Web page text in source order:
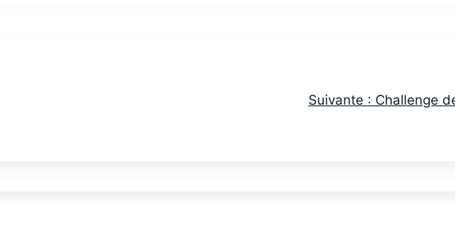
Suivante : Challenge